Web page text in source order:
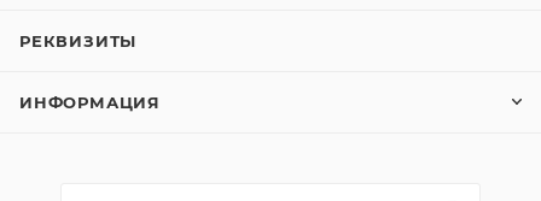
РЕКВИЗИТЫ
ИНФОРМАЦИЯ